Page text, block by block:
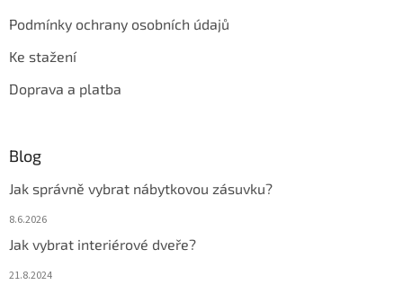
Podmínky ochrany osobních údajů
Ke stažení
Doprava a platba
Blog
Jak správně vybrat nábytkovou zásuvku?
8.6.2026
Jak vybrat interiérové dveře?
21.8.2024